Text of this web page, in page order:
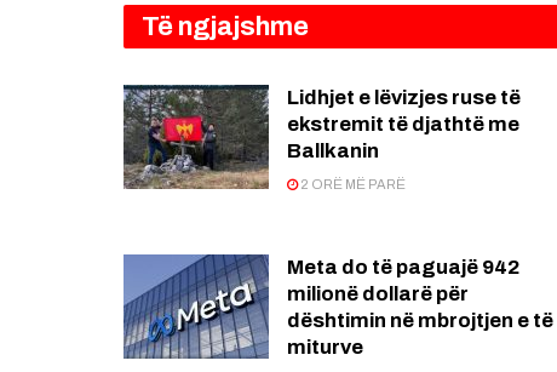
Të ngjajshme
Lidhjet e lëvizjes ruse të
ekstremit të djathtë me
Ballkanin
2 ORË MË PARË
Meta do të paguajë 942
milionë dollarë për
dështimin në mbrojtjen e të
miturve